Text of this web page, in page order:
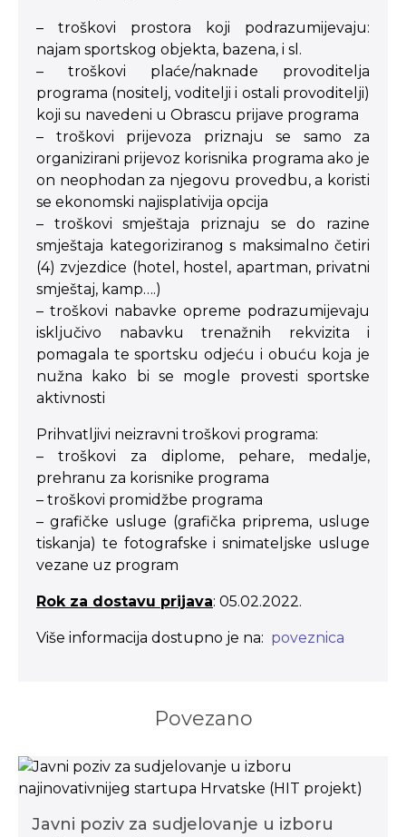
– troškovi prostora koji podrazumijevaju:
najam sportskog objekta, bazena, i sl.
– troškovi plaće/naknade provoditelja
programa (nositelj, voditelji i ostali provoditelji)
koji su navedeni u Obrascu prijave programa
– troškovi prijevoza priznaju se samo za
organizirani prijevoz korisnika programa ako je
on neophodan za njegovu provedbu, a koristi
se ekonomski najisplativija opcija
– troškovi smještaja priznaju se do razine
smještaja kategoriziranog s maksimalno četiri
(4) zvjezdice (hotel, hostel, apartman, privatni
smještaj, kamp….)
– troškovi nabavke opreme podrazumijevaju
isključivo nabavku trenažnih rekvizita i
pomagala te sportsku odjeću i obuću koja je
nužna kako bi se mogle provesti sportske
aktivnosti
Prihvatljivi neizravni troškovi programa:
– troškovi za diplome, pehare, medalje,
prehranu za korisnike programa
– troškovi promidžbe programa
– grafičke usluge (grafička priprema, usluge
tiskanja) te fotografske i snimateljske usluge
vezane uz program
Rok za dostavu prijava: 05.02.2022.
Više informacija dostupno je na: poveznica
Povezano
Javni poziv za sudjelovanje u izboru